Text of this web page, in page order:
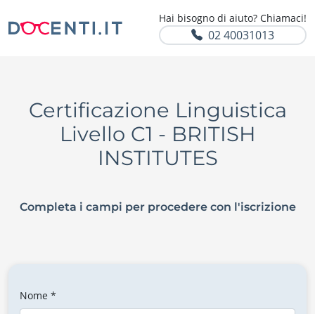
Hai bisogno di aiuto? Chiamaci!
02 40031013
Certificazione Linguistica
Livello C1 - BRITISH
INSTITUTES
Completa i campi per procedere con l'iscrizione
Nome *